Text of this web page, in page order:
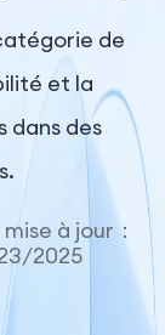
de
et la
dans des
à jour：
2025